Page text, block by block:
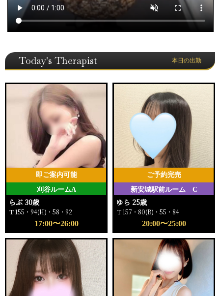
Today's Therapist 本日の出勤
刈谷ルームA
即ご案内可能
らぶ 30歳
Ｔ155・94(H)・58・92
17:00〜26:00
新安城駅前ルーム C
ご予約完売
ゆら 25歳
Ｔ157・80(B)・55・84
20:00〜25:00